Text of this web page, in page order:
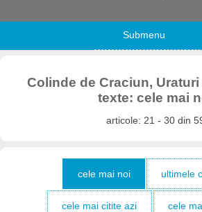
Submenu
Colinde de Craciun,
texte: cele mai
articole: 21 - 30 din
cele mai noi ultimele
cele mai citite azi cele